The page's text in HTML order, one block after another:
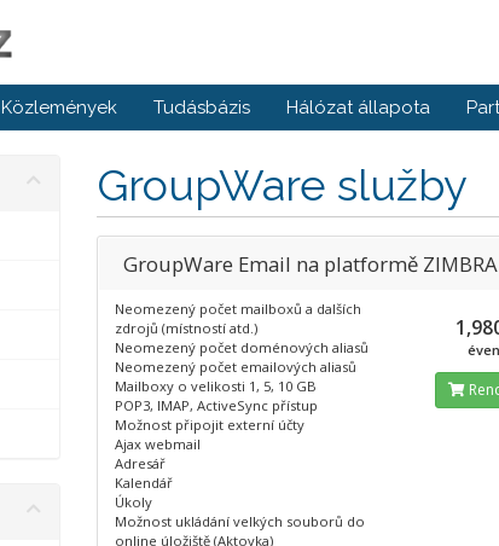
Közlemények Tudásbázis Hálózat állapota
GroupWare služby
GroupWare Email na platformě ZIMBRA
Neomezený počet mailboxů a dalších
zdrojů (místností atd.)
Neomezený počet doménových aliasů
Neomezený počet emailových aliasů
Mailboxy o velikosti 1, 5, 10 GB
POP3, IMAP, ActiveSync přístup
Možnost připojit externí účty
Ajax webmail
Adresář
Kalendář
Úkoly
Možnost ukládání velkých souborů do
online úložiště (Aktovka)